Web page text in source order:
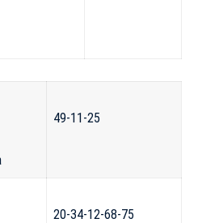
49-11-25
20-34-12-68-75